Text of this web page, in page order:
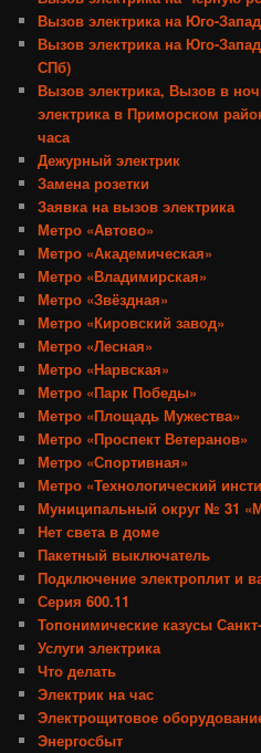
Вызов электрика на Юго-Запад
Вызов электрика на Юго-
СПб)
Вызов электрика, Вызов в
электрика в Приморском
часа
Дежурный электрик
Замена розетки
Заявка на вызов электрика
Метро «Автово»
Метро «Академическая»
Метро «Владимирская»
Метро «Звёздная»
Метро «Кировский завод»
Метро «Лесная»
Метро «Нарвская»
Метро «Парк Победы»
Метро «Площадь Мужества»
Метро «Проспект Ветеранов»
Метро «Спортивная»
Метро «Технологический
Муниципальный округ № 31
Нет света в доме
Пакетный выключатель
Подключение электроплит и
Серия 600.11
Топонимические казусы
Услуги электрика
Что делать
Электрик на час
Электрощитовое
Энергосбыт